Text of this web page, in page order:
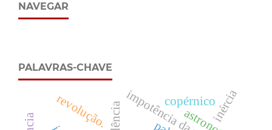
NAVEGAR
PALAVRAS-CHAVE
revolução. copérnicoinércia